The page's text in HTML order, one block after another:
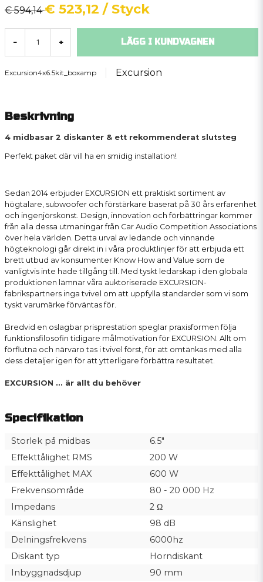
€ 594,14€ 523,12 / Styck
- + LÄGG I KUNDVAGNEN
Excursion4x6.5kit_boxamp Excursion
Beskrivning
4 midbasar 2 diskanter & ett rekommenderat slutsteg
Perfekt paket där vill ha en smidig installation!
Sedan 2014 erbjuder EXCURSION ett praktiskt sortiment av
högtalare, subwoofer och förstärkare baserat på 30 års erfarenhet
och ingenjörskonst. Design, innovation och förbättringar kommer
från alla dessa utmaningar från Car Audio Competition Associations
över hela världen. Detta urval av ledande och vinnande
högteknologi går direkt in i våra produktlinjer för att erbjuda ett
brett utbud av konsumenter Know How and Value som de
vanligtvis inte hade tillgång till. Med tyskt ledarskap i den globala
produktionen lämnar våra auktoriserade EXCURSION-
fabrikspartners inga tvivel om att uppfylla standarder som vi som
tyskt varumärke förväntas för.
Bredvid en oslagbar prisprestation speglar praxisformen följa
funktionsfilosofin tidigare målmotivation för EXCURSION. Allt om
förflutna och närvaro tas i tvivel först, för att omtänkas med alla
dess detaljer igen för att ytterligare förbättra resultatet.
EXCURSION ... är allt du behöver
Specifikation
Storlek på midbas
6.5"
Effekttålighet RMS
200 W
Effekttålighet MAX
600 W
Frekvensområde
80 - 20 000 Hz
Impedans
2 Ω
Känslighet
98 dB
Delningsfrekvens
6000hz
Diskant typ
Horndiskant
Inbyggnadsdjup
90 mm